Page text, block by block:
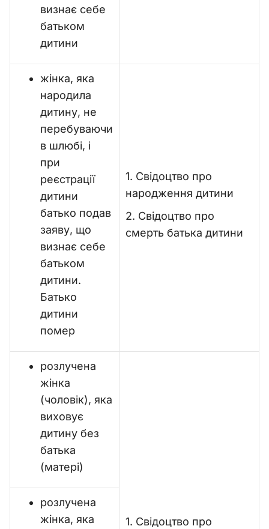
визнає себе
батьком
дитини
жінка, яка
народила
дитину, не
перебуваючи
в шлюбі, і
при
реєстрації
дитини
батько подав
заяву, що
визнає себе
батьком
дитини.
Батько
дитини
помер
1. Свідоцтво про
народження дитини
2. Свідоцтво про
смерть батька дитини
розлучена
жінка
(чоловік), яка
виховує
дитину без
батька
(матері)
1. Свідоцтво про
розлучена
жінка, яка